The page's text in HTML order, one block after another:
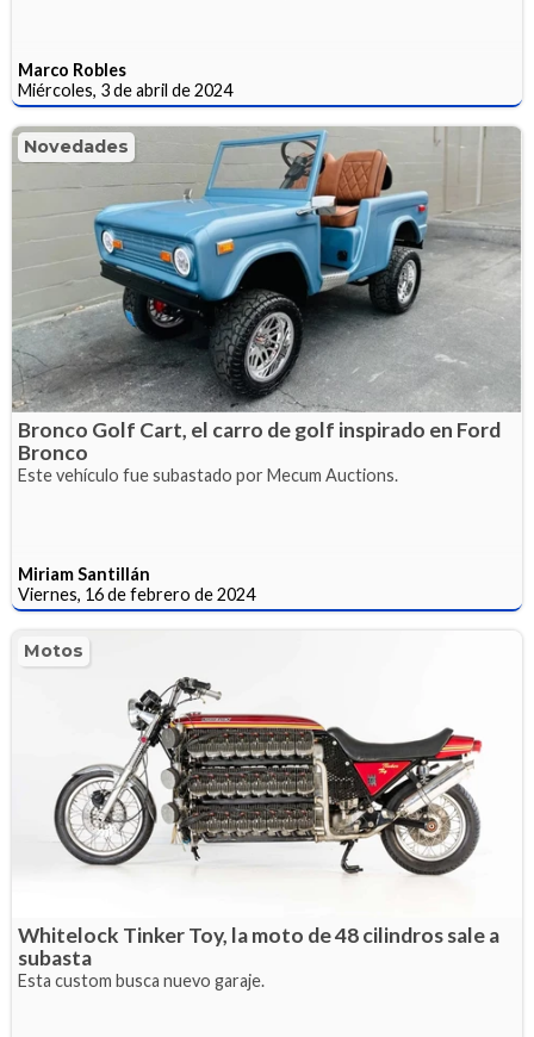
Marco Robles
Miércoles, 3 de abril de 2024
Novedades
Bronco Golf Cart, el carro de golf inspirado en Ford
Bronco
Este vehículo fue subastado por Mecum Auctions.
Miriam Santillán
Viernes, 16 de febrero de 2024
Motos
Whitelock Tinker Toy, la moto de 48 cilindros sale a
subasta
Esta custom busca nuevo garaje.